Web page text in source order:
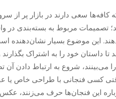
کافه‌ها سعی دارند در بازار پر از
تصمیمات مربوط به بسته‌بندی در
این موضوع بسیار
داستان خود را به اشتراک
می‌بینند، شروع به ارتباط دادن
کسی فنجانی با طراحی خاص یا
این فنجان‌ها حرف می‌زنند،